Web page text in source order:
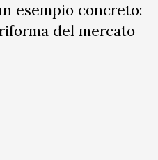
esempio concreto:
del mercato